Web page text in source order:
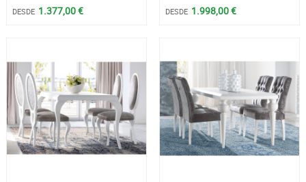
DESDE 1.377,00 € DESDE 1.998,00 €